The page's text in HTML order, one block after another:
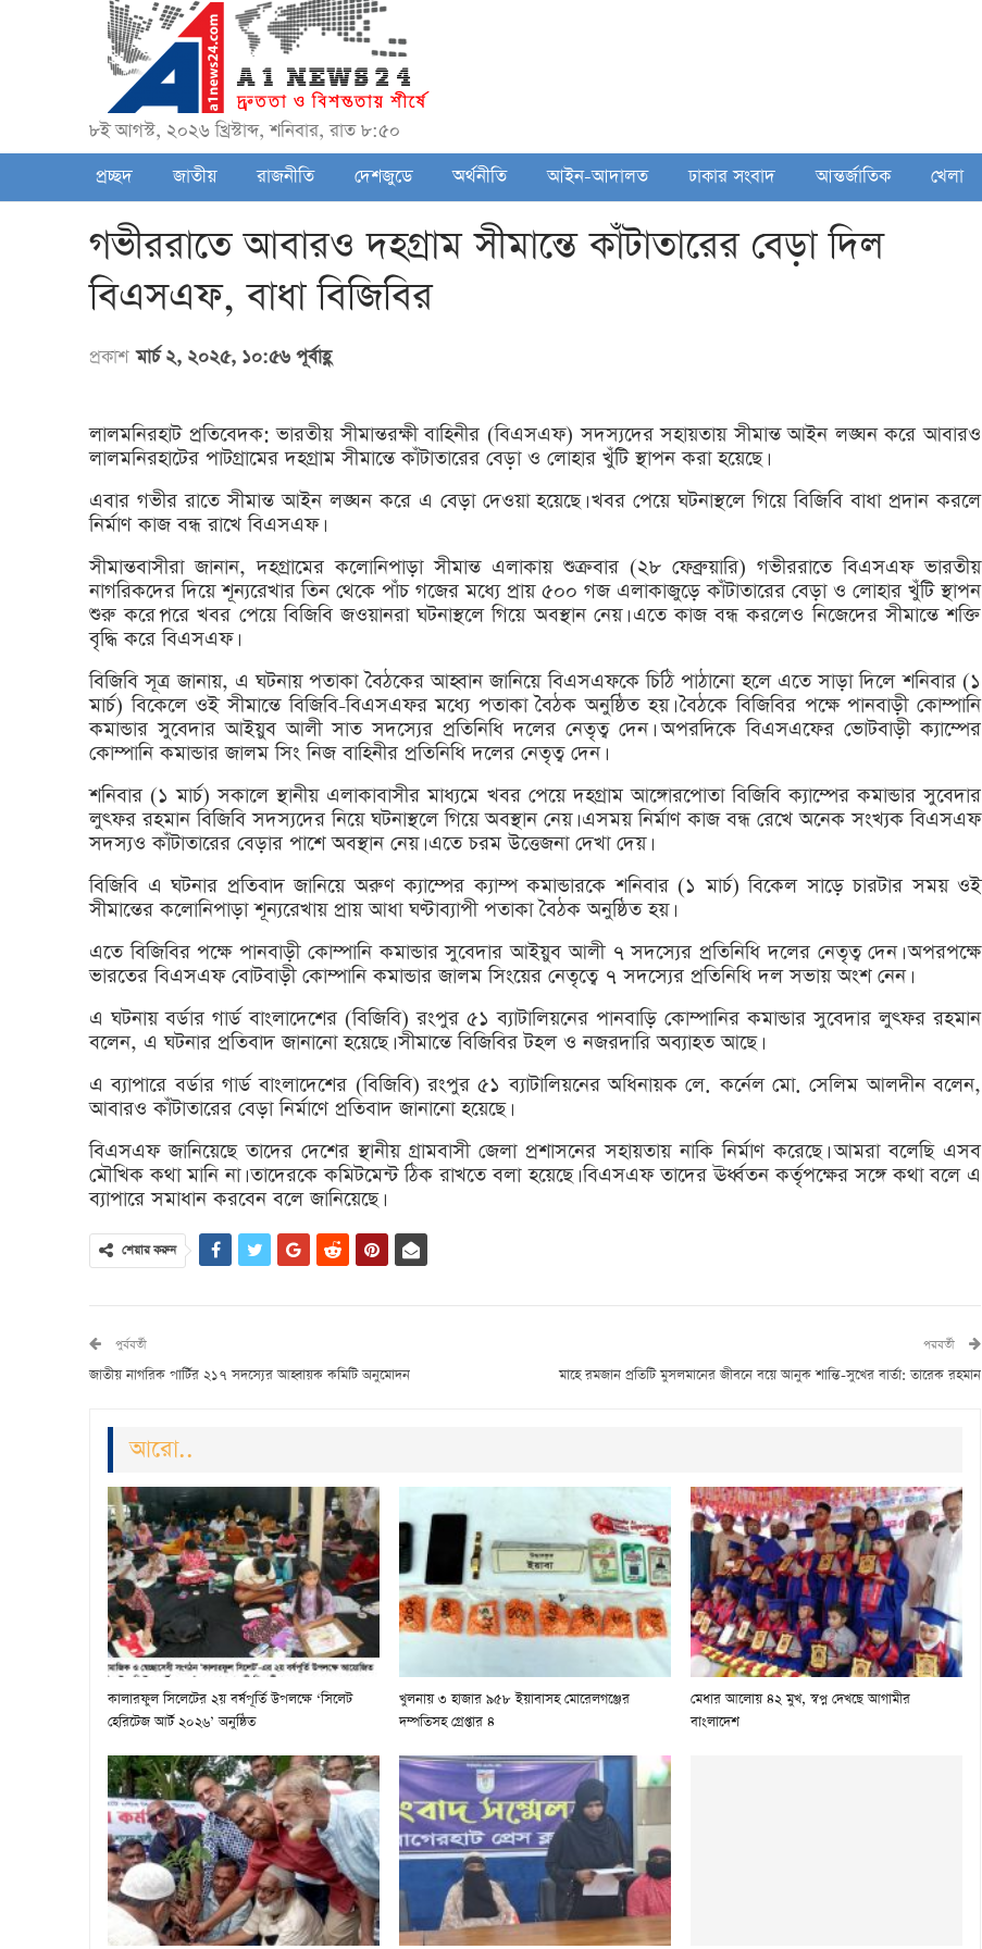
৮ই আগস্ট, ২০২৬ খ্রিস্টাব্দ, শনিবার, রাত ৮:৫০
প্রচ্ছদ
জাতীয় রাজনীতি দেশজুডে অর্থনীতি আইন-আদালত ঢাকার সংবাদ আন্তর্জাতিক খেলা
গভীররাতে আবারও দহগ্রাম সীমান্তে কাঁটাতারের বেড়া দিল
বিএসএফ, বাধা বিজিবির
প্রকাশ মার্চ ২, ২০২৫, ১০:৫৬ পূর্বাহ্ণ
লালমনিরহাট প্রতিবেদক: ভারতীয় সীমান্তরক্ষী বাহিনীর (বিএসএফ) সদস্যদের সহায়তায় সীমান্ত আইন লঙ্ঘন করে আবারও
লালমনিরহাটের পাটগ্রামের দহগ্রাম সীমান্তে কাঁটাতারের বেড়া ও লোহার খুঁটি স্থাপন করা হয়েছে।
এবার গভীর রাতে সীমান্ত আইন লঙ্ঘন করে এ বেড়া দেওয়া হয়েছে। খবর পেয়ে ঘটনাস্থলে গিয়ে বিজিবি বাধা প্রদান করলে
নির্মাণ কাজ বন্ধ রাখে বিএসএফ।
সীমান্তবাসীরা জানান, দহগ্রামের কলোনিপাড়া সীমান্ত এলাকায় শুক্রবার (২৮ ফেব্রুয়ারি) গভীররাতে বিএসএফ ভারতীয়
নাগরিকদের দিয়ে শূন্যরেখার তিন থেকে পাঁচ গজের মধ্যে প্রায় ৫০০ গজ এলাকাজুড়ে কাঁটাতারের বেড়া ও লোহার খুঁটি স্থাপন
শুরু করে।পরে খবর পেয়ে বিজিবি জওয়ানরা ঘটনাস্থলে গিয়ে অবস্থান নেয়। এতে কাজ বন্ধ করলেও নিজেদের সীমান্তে শক্তি
বৃদ্ধি করে বিএসএফ।
বিজিবি সূত্র জানায়, এ ঘটনায় পতাকা বৈঠকের আহ্বান জানিয়ে বিএসএফকে চিঠি পাঠানো হলে এতে সাড়া দিলে শনিবার (১
মার্চ) বিকেলে ওই সীমান্তে বিজিবি-বিএসএফর মধ্যে পতাকা বৈঠক অনুষ্ঠিত হয়। বৈঠকে বিজিবির পক্ষে পানবাড়ী কোম্পানি
কমান্ডার সুবেদার আইয়ুব আলী সাত সদস্যের প্রতিনিধি দলের নেতৃত্ব দেন। অপরদিকে বিএসএফের ভোটবাড়ী ক্যাম্পের
কোম্পানি কমান্ডার জালম সিং নিজ বাহিনীর প্রতিনিধি দলের নেতৃত্ব দেন।
শনিবার (১ মার্চ) সকালে স্থানীয় এলাকাবাসীর মাধ্যমে খবর পেয়ে দহগ্রাম আঙ্গোরপোতা বিজিবি ক্যাম্পের কমান্ডার সুবেদার
লুৎফর রহমান বিজিবি সদস্যদের নিয়ে ঘটনাস্থলে গিয়ে অবস্থান নেয়। এসময় নির্মাণ কাজ বন্ধ রেখে অনেক সংখ্যক বিএসএফ
সদস্যও কাঁটাতারের বেড়ার পাশে অবস্থান নেয়। এতে চরম উত্তেজনা দেখা দেয়।
বিজিবি এ ঘটনার প্রতিবাদ জানিয়ে অরুণ ক্যাম্পের ক্যাম্প কমান্ডারকে শনিবার (১ মার্চ) বিকেল সাড়ে চারটার সময় ওই
সীমান্তের কলোনিপাড়া শূন্যরেখায় প্রায় আধা ঘণ্টাব্যাপী পতাকা বৈঠক অনুষ্ঠিত হয়।
এতে বিজিবির পক্ষে পানবাড়ী কোম্পানি কমান্ডার সুবেদার আইয়ুব আলী ৭ সদস্যের প্রতিনিধি দলের নেতৃত্ব দেন। অপরপক্ষে
ভারতের বিএসএফ বোটবাড়ী কোম্পানি কমান্ডার জালম সিংয়ের নেতৃত্বে ৭ সদস্যের প্রতিনিধি দল সভায় অংশ নেন।
এ ঘটনায় বর্ডার গার্ড বাংলাদেশের (বিজিবি) রংপুর ৫১ ব্যাটালিয়নের পানবাড়ি কোম্পানির কমান্ডার সুবেদার লুৎফর রহমান
বলেন, এ ঘটনার প্রতিবাদ জানানো হয়েছে। সীমান্তে বিজিবির টহল ও নজরদারি অব্যাহত আছে।
এ ব্যাপারে বর্ডার গার্ড বাংলাদেশের (বিজিবি) রংপুর ৫১ ব্যাটালিয়নের অধিনায়ক লে. কর্নেল মো. সেলিম আলদীন বলেন,
আবারও কাঁটাতারের বেড়া নির্মাণে প্রতিবাদ জানানো হয়েছে।
বিএসএফ জানিয়েছে তাদের দেশের স্থানীয় গ্রামবাসী জেলা প্রশাসনের সহায়তায় নাকি নির্মাণ করেছে। আমরা বলেছি এসব
মৌখিক কথা মানি না। তাদেরকে কমিটমেন্ট ঠিক রাখতে বলা হয়েছে। বিএসএফ তাদের ঊর্ধ্বতন কর্তৃপক্ষের সঙ্গে কথা বলে এ
ব্যাপারে সমাধান করবেন বলে জানিয়েছে।
শেয়ার করুন
পুর্ববর্তী
জাতীয় নাগরিক পার্টির ২১৭ সদস্যের আহ্বায়ক কমিটি অনুমোদন
পরবর্তী
মাহে রমজান প্রতিটি মুসলমানের জীবনে বয়ে আনুক শান্তি-সুখের বার্তা: তারেক রহমান
আরো..
কালারফুল সিলেটের ২য় বর্ষপূর্তি উপলক্ষে ‘সিলেট
হেরিটেজ আর্ট ২০২৬’ অনুষ্ঠিত
খুলনায় ৩ হাজার ৯৫৮ ইয়াবাসহ মোরেলগঞ্জের
দম্পতিসহ গ্রেপ্তার ৪
মেধার আলোয় ৪২ মুখ, স্বপ্ন দেখছে আগামীর
বাংলাদেশ